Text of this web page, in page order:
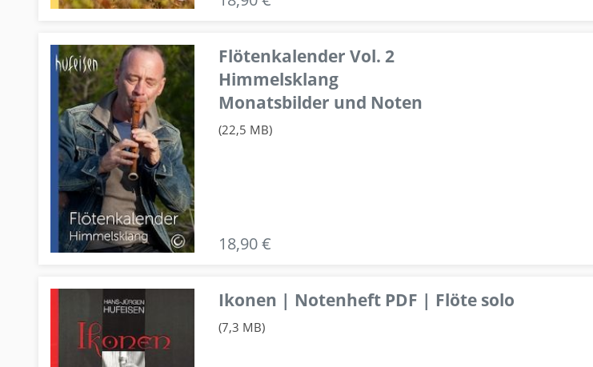
Flötenkalender Vol. 2
Himmelsklang
Monatsbilder und Noten
(22,5 MB)
18,90 €
Ikonen | Notenheft PDF | Flöte solo
(7,3 MB)